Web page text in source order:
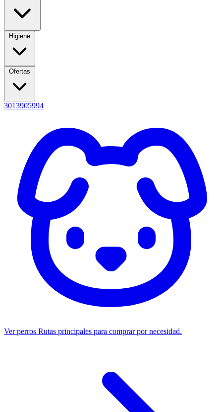
Higiene
Ofertas
3013905994
Ver perros Rutas principales para comprar por necesidad.